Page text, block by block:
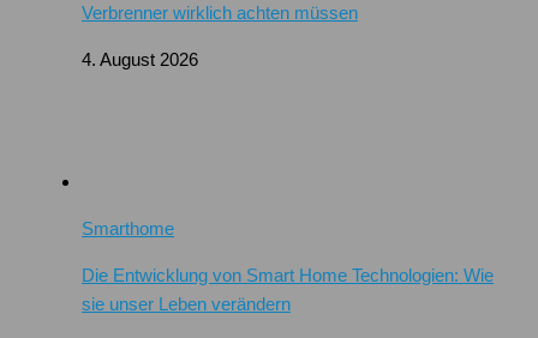
Verbrenner wirklich achten müssen
4. August 2026
Smarthome
Die Entwicklung von Smart Home Technologien: Wie
sie unser Leben verändern